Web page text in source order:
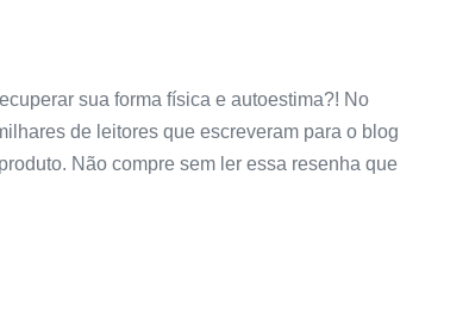
sua forma física e autoestima?! No
de leitores que escreveram para o blog
Não compre sem ler essa resenha que